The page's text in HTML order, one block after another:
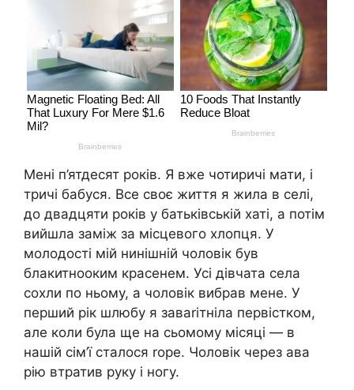
Мені п’ятдесят років. Я вже чотиричі мати, і
тричі бабуся. Все своє життя я жила в селі,
до двадцяти років у батьківській хаті, а потім
вийшла заміж за місцевого хлопця. У
молодості мій нинішній чоловік був
блакитнооким красенем. Усі дівчата села
сохли по ньому, а чоловік вибрав мене. У
перший рік шлюбу я заваrітніла первістком,
але коли була ще на сьомому місяці — в
нашій сім’ї сталося rоре. Чоловік через ава
рію втратив руку і ногу.